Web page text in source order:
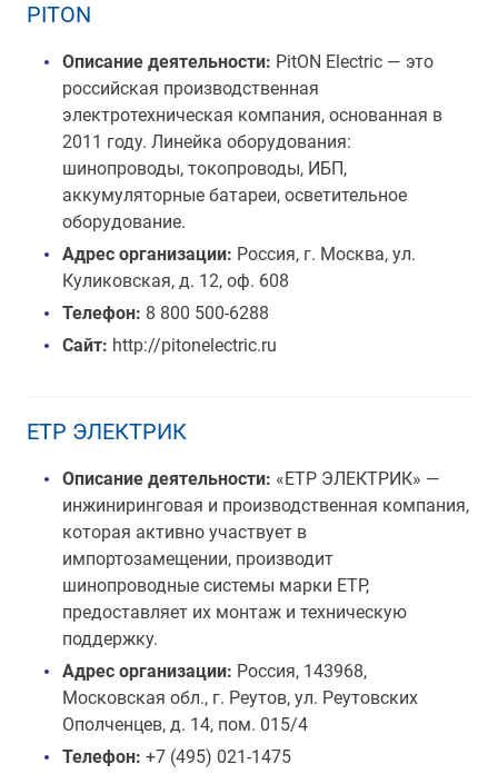
PITON
Описание деятельности: PitON Electric — это
российская производственная
электротехническая компания, основанная в
2011 году. Линейка оборудования:
шинопроводы, токопроводы, ИБП,
аккумуляторные батареи, осветительное
оборудование.
Адрес организации: Россия, г. Москва, ул.
Куликовская, д. 12, оф. 608
Телефон: 8 800 500-6288
Сайт: http://pitonelectric.ru
ЕТР ЭЛЕКТРИК
Описание деятельности: «ЕТР ЭЛЕКТРИК» —
инжиниринговая и производственная компания,
которая активно участвует в
импортозамещении, производит
шинопроводные системы марки ЕТР,
предоставляет их монтаж и техническую
поддержку.
Адрес организации: Россия, 143968,
Московская обл., г. Реутов, ул. Реутовских
Ополченцев, д. 14, пом. 015/4
Телефон: +7 (495) 021-1475